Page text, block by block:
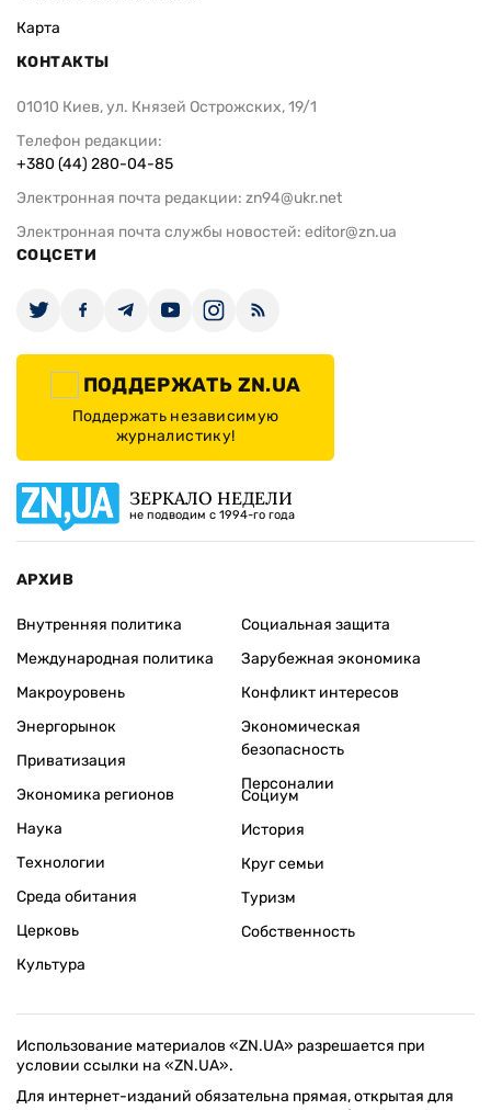
Карта
КОНТАКТЫ
01010 Киев, ул. Князей Острожских, 19/1
Телефон редакции:
+380 (44) 280-04-85
Электронная почта редакции: zn94@ukr.net
Электронная почта службы новостей: editor@zn.ua
СОЦСЕТИ
ПОДДЕРЖАТЬ ZN.UA
Поддержать независимую
журналистику!
ЗЕРКАЛО НЕДЕЛИ
не подводим с 1994-го года
АРХИВ
Внутренняя политика
Международная политика
Макроуровень
Энергорынок
Приватизация
Экономика регионов
Социальная защита
Зарубежная экономика
Конфликт интересов
Экономическая
безопасность
Персоналии
Наука
Технологии
Среда обитания
Церковь
Культура
Социум
История
Круг семьи
Туризм
Собственность
Использование материалов «ZN.UA» разрешается при
условии ссылки на «ZN.UA».
Для интернет-изданий обязательна прямая, открытая для